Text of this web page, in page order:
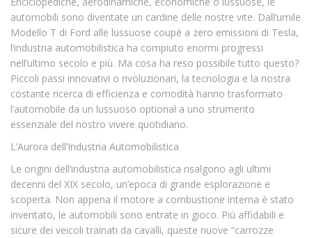
automobili sono diventate un cardine delle nostre vite. Dall’umile
Modello T di Ford alle lussuose coupé a zero emissioni di Tesla,
l’industria automobilistica ha compiuto enormi progressi
nell’ultimo secolo e più. Ma cosa ha reso possibile tutto questo?
Piccoli passi innovativi o rivoluzionari, la tecnologia e la nostra
costante ricerca di efficienza e comodità hanno trasformato
l’automobile da un lussuoso optional a uno strumento
essenziale del nostro vivere quotidiano.
L’Aurora dell’Industria Automobilistica
Le origini dell’industria automobilistica risalgono agli ultimi
decenni del XIX secolo, un’epoca di grande esplorazione e
scoperta. Non appena il motore a combustione interna è stato
inventato, le automobili sono entrate in gioco. Più affidabili e
sicure dei veicoli trainati da cavalli, queste nuove “carrozze